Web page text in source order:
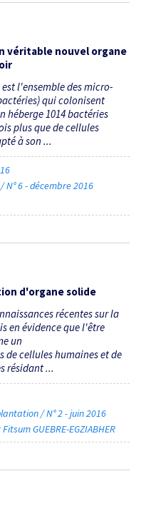
véritable nouvel organe
l'ensemble des micro-
qui colonisent
héberge 1014 bactéries
plus que de cellules
à son ...
6 - décembre 2016
d'organe solide
récentes sur la
en évidence que l'être
un
de cellules humaines et de
résidant ...
/ N° 2 - juin 2016
Fitsum GUEBRE-EGZIABHER